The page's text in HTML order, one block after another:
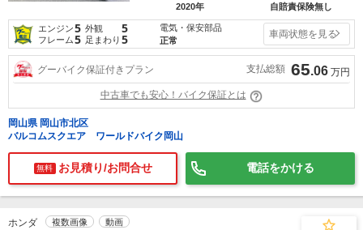
2020年
自賠責保険無し
エンジン5 外観 5
フレーム5 足まわり 5
電気・保安部品
正常
車両状態を見る
グーバイク保証付きプラン 支払総額 65.06 万円
中古車でも安心！バイク保証とは
岡山県 岡山市北区
バルコムスクエア ワールドバイク岡山
無料 お見積り/お問合せ 電話をかける
ホンダ 複数画像 動画